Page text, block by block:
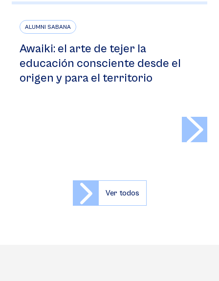
ALUMNI SABANA
Awaiki: el arte de tejer la
educación consciente desde el
origen y para el territorio
Ver todos